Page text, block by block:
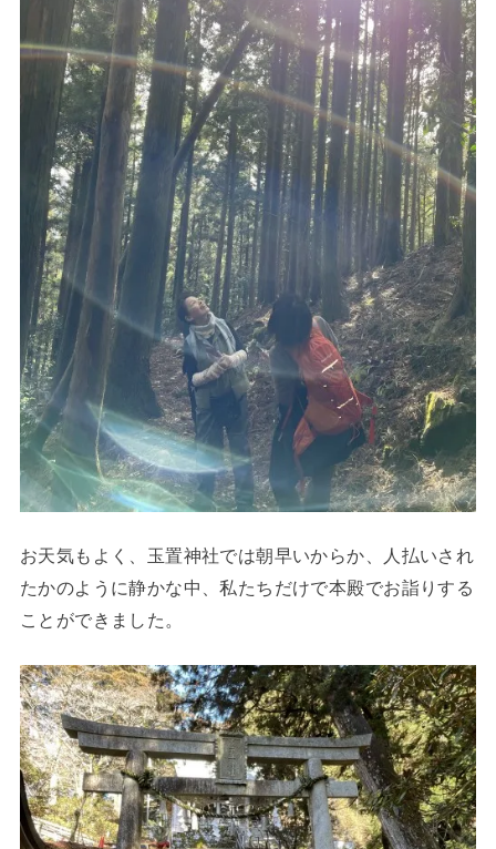
お天気もよく、玉置神社では朝早いからか、人払いされ
たかのように静かな中、私たちだけで本殿でお詣りする
ことができました。